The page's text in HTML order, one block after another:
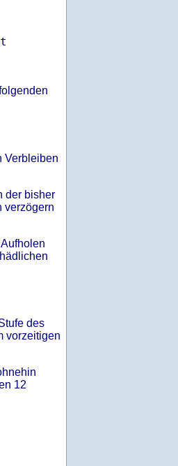
Verbleiben
der bisher
verzögern
des
vorzeitigen
12